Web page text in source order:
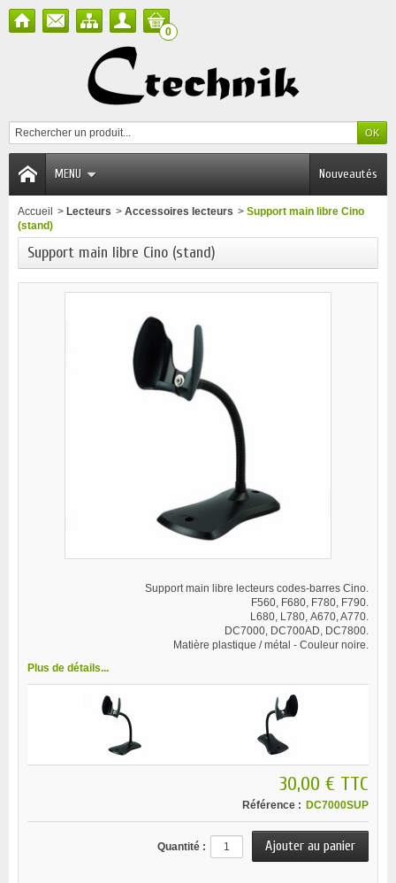
0
MENU Nouveautés
Accueil > Lecteurs > Accessoires lecteurs > Support main libre Cino
(stand)
Support main libre Cino (stand)
Support main libre lecteurs codes-barres Cino.
F560, F680, F780, F790.
L680, L780, A670, A770.
DC7000, DC700AD, DC7800.
Matière plastique / métal - Couleur noire.
Plus de détails...
30,00 € TTC
Référence : DC7000SUP
Quantité :